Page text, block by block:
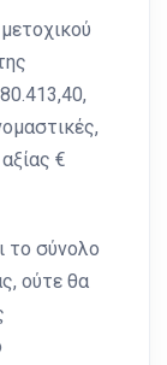
€
το σύνολο
ούτε θα